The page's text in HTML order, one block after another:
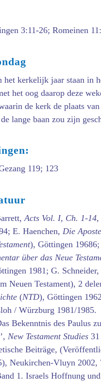
3:11-26; Romeinen
het kerkelijk jaar staan in
het oog daarop deze
de kerk de plaats
lange baan zou zijn
119; 123
Acts Vol. I, Ch. 1-14,
E. Haenchen, Die
), Göttingen
über das Neue
1981; G.
Neuen Testament), 2
(NTD), Göttingen
/ Würzburg 1981/1985.
Bekenntnis des Paulus
New Testament Studies
Beiträge,
Neukirchen-Vluyn
1. Israels Hoffnung